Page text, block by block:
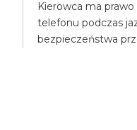
Kierowca ma
telefonu podczas
bezpieczeństwa